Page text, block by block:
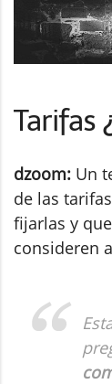
Tarifas
dzoom: Un
de las
fijarlas y
consideren